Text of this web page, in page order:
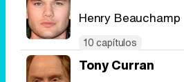
Henry Beauchamp
10 capítulos
Tony Curran